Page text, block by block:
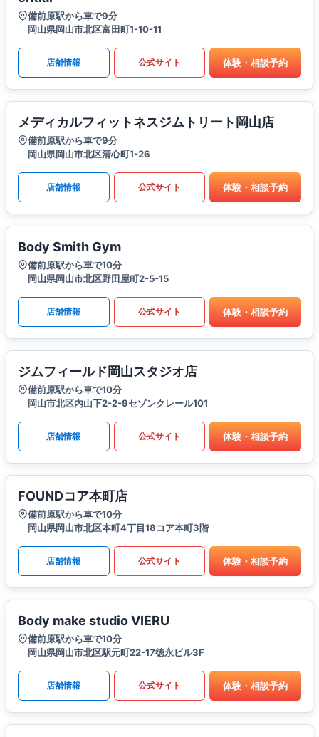
備前原駅から車で9分
岡山県岡山市北区富田町1-10-11
店舗情報 公式サイト 体験・相談予約
メディカルフィットネスジムトリート岡山店
備前原駅から車で9分
岡山県岡山市北区清心町1-26
店舗情報 公式サイト 体験・相談予約
Body Smith Gym
備前原駅から車で10分
岡山県岡山市北区野田屋町2-5-15
店舗情報 公式サイト 体験・相談予約
ジムフィールド岡山スタジオ店
備前原駅から車で10分
岡山市北区内山下2-2-9セゾンクレール101
店舗情報 公式サイト 体験・相談予約
FOUNDコア本町店
備前原駅から車で10分
岡山県岡山市北区本町4丁目18コア本町3階
店舗情報 公式サイト 体験・相談予約
Body make studio VIERU
備前原駅から車で10分
岡山県岡山市北区駅元町22-17徳永ビル3F
店舗情報 公式サイト 体験・相談予約